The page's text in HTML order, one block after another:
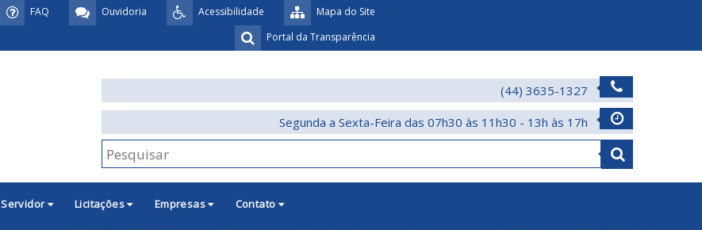
Mapa do Site
Acessibilidade
Ouvidoria
FAQ
Portal da Transparência
(44) 3635-1327
Segunda a Sexta-Feira das 07h30 às 11h30 - 13h às 17h
Servidor Licitações Empresas Contato